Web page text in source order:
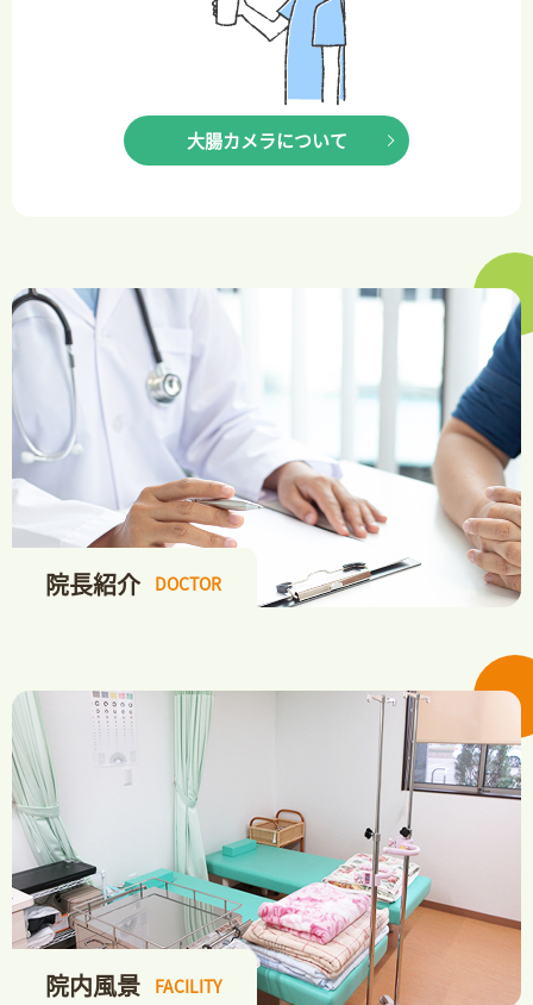
大腸カメラについて
院長紹介 DOCTOR
院内風景 FACILITY